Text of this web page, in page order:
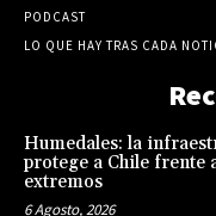
PODCAST
LO QUE HAY TRAS CADA
Humedales: la
protege a Chile frente
extremos
6 Agosto, 2026